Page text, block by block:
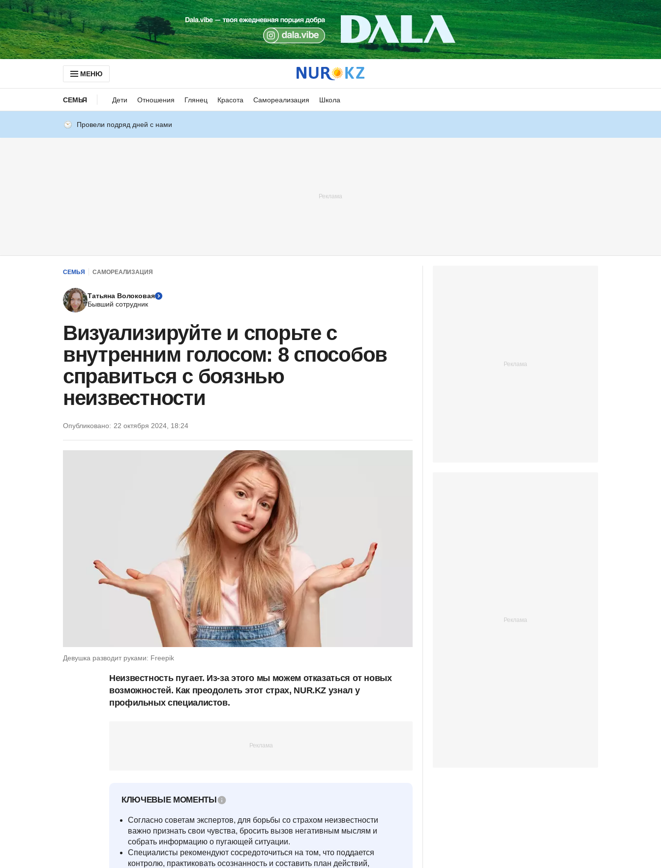
МЕНЮ
СЕМЬЯ Дети Отношения Глянец Красота Самореализация Школа
Провели подряд дней с нами
СЕМЬЯ САМОРЕАЛИЗАЦИЯ
Татьяна Волоковая
Бывший сотрудник
Визуализируйте и спорьте с
внутренним голосом: 8 способов
справиться с боязнью
неизвестности
Опубликовано: 22 октября 2024, 18:24
Девушка разводит руками: Freepik
Неизвестность пугает. Из-за этого мы можем отказаться от новых
возможностей. Как преодолеть этот страх, NUR.KZ узнал у
профильных специалистов.
КЛЮЧЕВЫЕ МОМЕНТЫ
Согласно советам экспертов, для борьбы со страхом неизвестности
важно признать свои чувства, бросить вызов негативным мыслям и
собрать информацию о пугающей ситуации.
Специалисты рекомендуют сосредоточиться на том, что поддается
контролю, практиковать осознанность и составить план действий,